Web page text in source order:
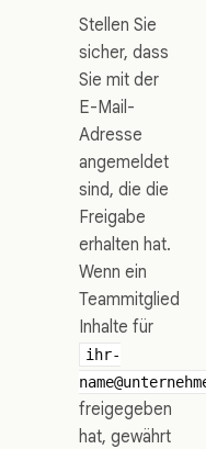
Stellen Sie
sicher, dass
Sie mit der
E-Mail-
Adresse
angemeldet
sind, die die
Freigabe
erhalten hat.
Wenn ein
Teammitglied
Inhalte für
ihr-
freigegeben
hat, gewährt